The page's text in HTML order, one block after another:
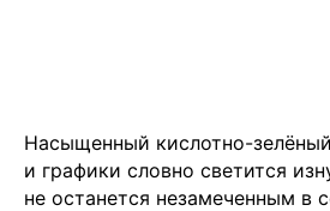
Насыщенный кислотно-
и графики словно светится
не останется незамеченным в